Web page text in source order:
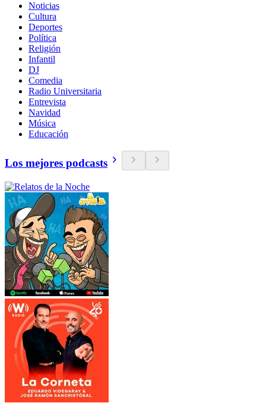
Noticias
Cultura
Deportes
Política
Religión
Infantil
DJ
Comedia
Radio Universitaria
Entrevista
Navidad
Música
Educación
Los mejores podcasts